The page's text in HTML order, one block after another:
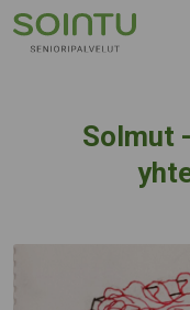
Hyppää sisältöön
Solmut